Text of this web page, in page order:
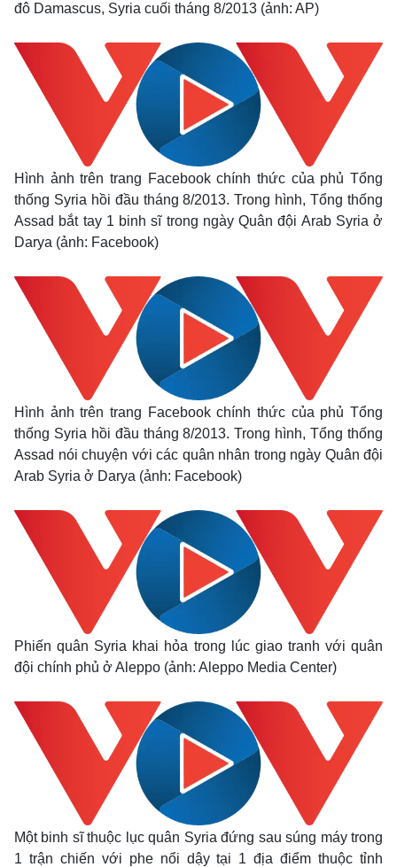
Thế giới
Quan sát
Cuộc sống đó đây
Multimedia
Ảnh
Infographic
đô Damascus, Syria cuối tháng 8/2013 (ảnh: AP)
Hình ảnh trên trang Facebook chính thức của phủ Tổng
thống Syria hồi đầu tháng 8/2013. Trong hình, Tổng thống
Assad bắt tay 1 binh sĩ trong ngày Quân đội Arab Syria ở
Darya (ảnh: Facebook)
Hình ảnh trên trang Facebook chính thức của phủ Tổng
thống Syria hồi đầu tháng 8/2013. Trong hình, Tổng thống
Assad nói chuyện với các quân nhân trong ngày Quân đội
Arab Syria ở Darya (ảnh: Facebook)
Phiến quân Syria khai hỏa trong lúc giao tranh với quân
đội chính phủ ở Aleppo (ảnh: Aleppo Media Center)
Một binh sĩ thuộc lục quân Syria đứng sau súng máy trong
1 trận chiến với phe nổi dậy tại 1 địa điểm thuộc tỉnh